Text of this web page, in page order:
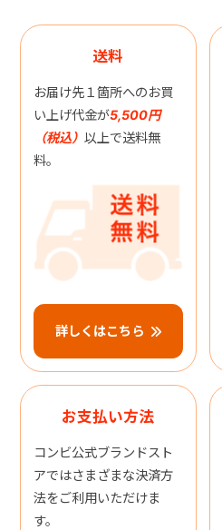
送料
お届け先１箇所へのお買
い上げ代金が5,500円
（税込） 以上で送料無
料。
詳しくはこちら
お支払い方法
コンビ公式ブランドスト
アではさまざまな決済方
法をご利用いただけま
す。